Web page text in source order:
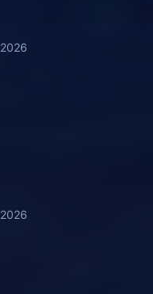
2026
2026